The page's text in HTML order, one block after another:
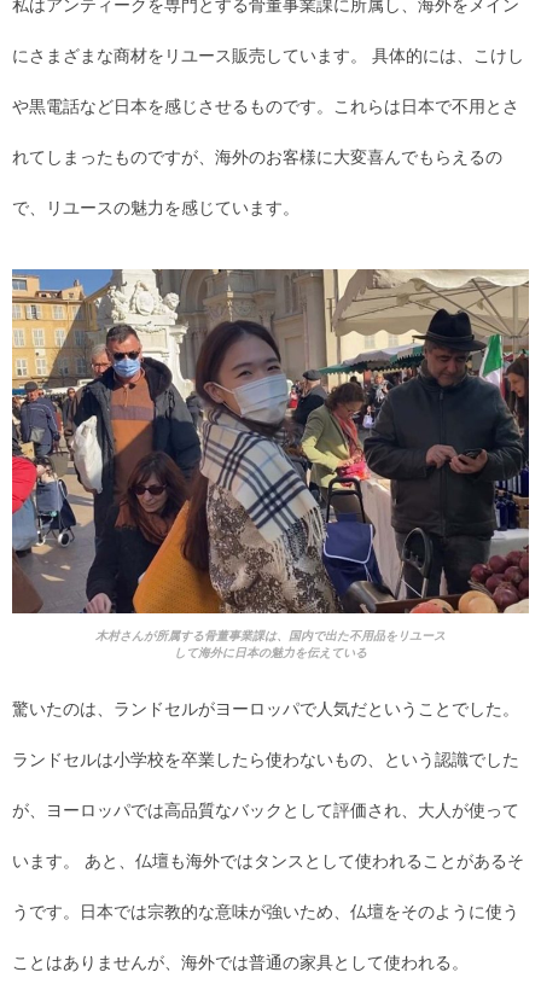
私はアンティークを専門とする骨董事業課に所属し、海外をメイン
にさまざまな商材をリユース販売しています。 具体的には、こけし
や黒電話など日本を感じさせるものです。これらは日本で不用とさ
れてしまったものですが、海外のお客様に大変喜んでもらえるの
で、リユースの魅力を感じています。
木村さんが所属する骨董事業課は、国内で出た不用品をリユース
して海外に日本の魅力を伝えている
驚いたのは、ランドセルがヨーロッパで人気だということでした。
ランドセルは小学校を卒業したら使わないもの、という認識でした
が、ヨーロッパでは高品質なバックとして評価され、大人が使って
います。 あと、仏壇も海外ではタンスとして使われることがあるそ
うです。日本では宗教的な意味が強いため、仏壇をそのように使う
ことはありませんが、海外では普通の家具として使われる。